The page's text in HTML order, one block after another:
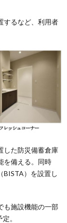
するなど、利用者
した防災備蓄倉庫
を備える。同時
BISTA）を設置し
も施設機能の一部
。